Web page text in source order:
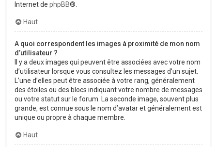
Internet de phpBB®.
Haut
A quoi correspondent les images à proximité de mon nom
d’utilisateur ?
Il y a deux images qui peuvent être associées avec votre nom
d’utilisateur lorsque vous consultez les messages d’un sujet.
L’une d’elles peut être associée à votre rang, généralement
des étoiles ou des blocs indiquant votre nombre de messages
ou votre statut sur le forum. La seconde image, souvent plus
grande, est connue sous le nom d’avatar et généralement est
unique ou propre à chaque membre.
Haut